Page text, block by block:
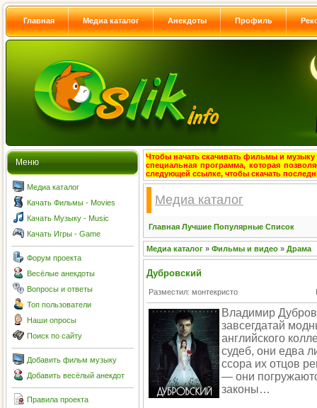
Главная Медиа каталог Анекдоты Профиль
Меню
Медиа каталог
Качать Фильмы - Movies
Качать Музыку - Music
Качать Игры - Game
Форум проекта
Весёлые анекдоты
Вопросы и ответы
Топ пользователи
Наши опросы
Поиск по сайту
Добавить фильм музыку
Добавить весёлый анекдот
Правила проекта
Чтобы начать скачивать фильмы и музыку
специальная программа, которая
следующей ссылке, чтобы скачать
Медиа каталог
Главная Лучшие Популярные Список
Медиа каталог » Фильмы и видео » Драма
Дубровский
Разместил: монтекристо
Владимир
завсегдатай
английского
судеб, они едва
ссора их отцов
— они
законы…